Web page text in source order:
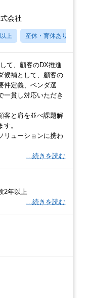
会社
上 産休・育休あり
て、顧客のDX推進
候補として、顧客の
件定義、ベンダ選
一貫し対応いただき
客と肩を並べ課題解
。
リューションに携わ
…続きを読む
2年以上
…続きを読む